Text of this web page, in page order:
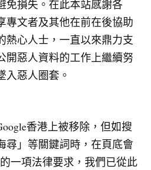
免損失。在此本站感謝各
專文者及其他在前在後協助
熱心人士，一直以來鼎力支
開惡人資料的工作上繼續努
入惡人圈套。
香港上被移除，但如搜
尋」等關鍵詞時，在頁底會
一項法律要求，我們已從此